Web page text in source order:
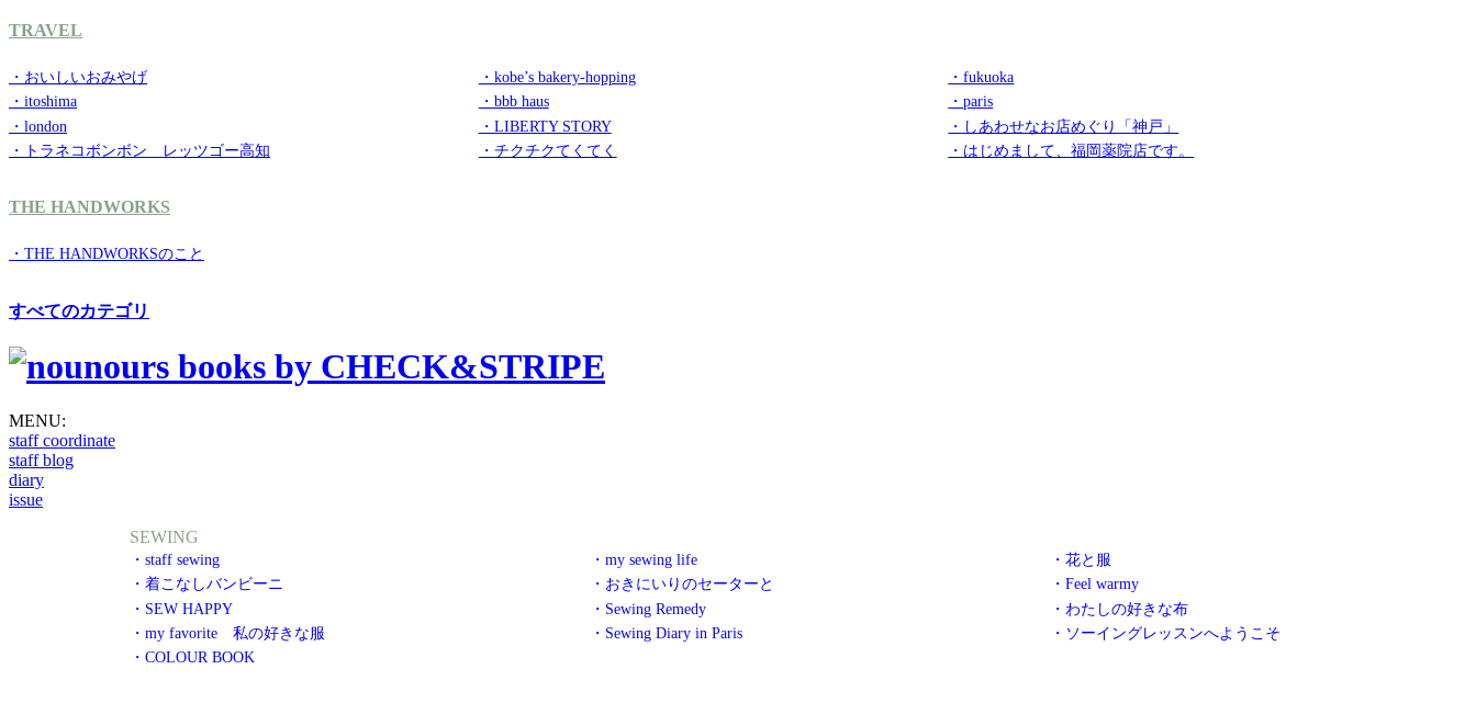
TRAVEL
・おいしいおみやげ ・kobe’s bakery-hopping
・fukuoka
・itoshima
・bbb haus
・paris
・london
・LIBERTY STORY
・しあわせなお店めぐり「神戸」
・トラネコボンボン レッツゴー高知
・チクチクてくてく ・はじめまして、福岡薬院店です。
THE HANDWORKS
・THE HANDWORKSのこと
すべてのカテゴリ
MENU:
staff coordinate
staff blog
diary
issue
SEWING
・staff sewing ・my sewing life
・花と服
・着こなしバンビーニ
・おきにいりのセーターと
・Feel warmy
・SEW HAPPY
・Sewing Remedy
・わたしの好きな布
・my favorite 私の好きな服
・Sewing Diary in Paris
・ソーイングレッスンへようこそ
・COLOUR BOOK